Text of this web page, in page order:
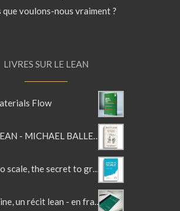
que voulons-nous vraiment ?
LIVRES SUR LE LEAN
Flow
Le Gold Mine, un récit lean - en français